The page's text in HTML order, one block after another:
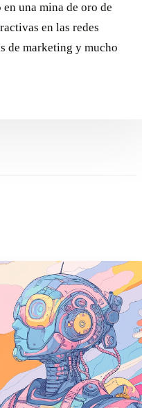
una mina de oro de
en las redes
de marketing y mucho